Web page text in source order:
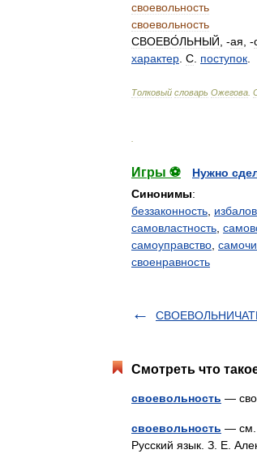
своевольность
своевольность
СВОЕВО́ЛЬНЫЙ , -ая , -
характер С поступок
Толковый словарь Ожегова
Игры ⚽
Нужно
Синонимы:
беззаконность
самовластность
самоуправство
своенравность
Смотреть что
своевольность —
своевольность — см.
Русский язык. З. Е.